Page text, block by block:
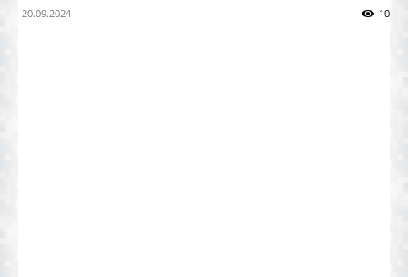
20.09.2024 10